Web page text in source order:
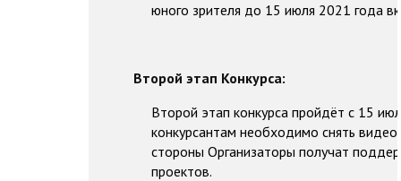
юного зрителя до 15 июля 2021 года
Второй этап Конкурса:
Второй этап конкурса пройдёт с 15
конкурсантам необходимо снять
стороны Организаторы получат
проектов.